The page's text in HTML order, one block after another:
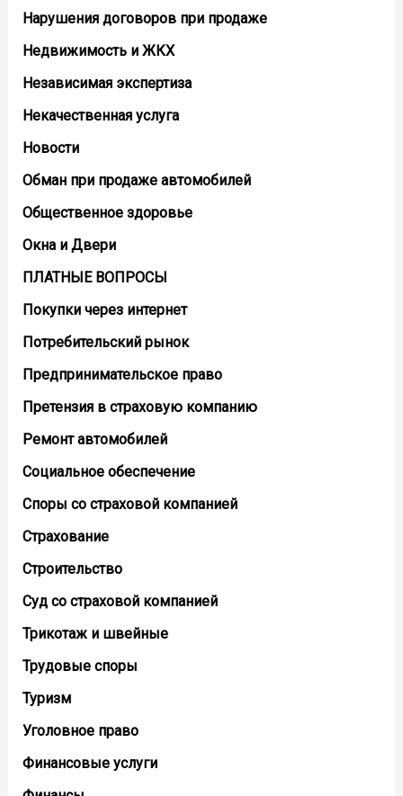
Нарушения договоров при продаже
Недвижимость и ЖКХ
Независимая экспертиза
Некачественная услуга
Новости
Обман при продаже автомобилей
Общественное здоровье
Окна и Двери
ПЛАТНЫЕ ВОПРОСЫ
Покупки через интернет
Потребительский рынок
Предпринимательское право
Претензия в страховую компанию
Ремонт автомобилей
Социальное обеспечение
Споры со страховой компанией
Страхование
Строительство
Суд со страховой компанией
Трикотаж и швейные
Трудовые споры
Туризм
Уголовное право
Финансовые услуги